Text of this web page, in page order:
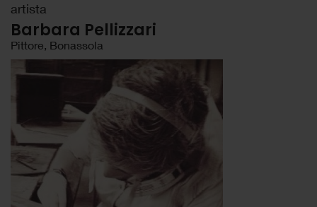
artista
Barbara Pellizzari
Pittore, Bonassola